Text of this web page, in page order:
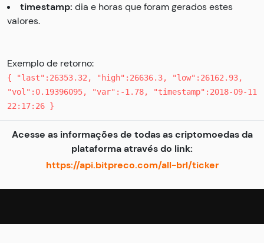
timestamp: dia e horas que foram gerados estes
valores.
Exemplo de retorno:
{ "last":26353.32, "high":26636.3, "low":26162.93,
"vol":0.19396095, "var":-1.78, "timestamp":2018-09-11
22:17:26 }
Acesse as informações de todas as criptomoedas da
plataforma através do link:
https://api.bitpreco.com/all-brl/ticker